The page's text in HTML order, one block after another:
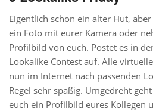
Eigentlich schon ein alter Hut,
ein Foto mit eurer Kamera oder
Profilbild von euch. Postet es in
Lookalike Contest auf. Alle
nun im Internet nach passenden
Regel sehr spaßig. Umgedreht
euch ein Profilbild eures Kollegen